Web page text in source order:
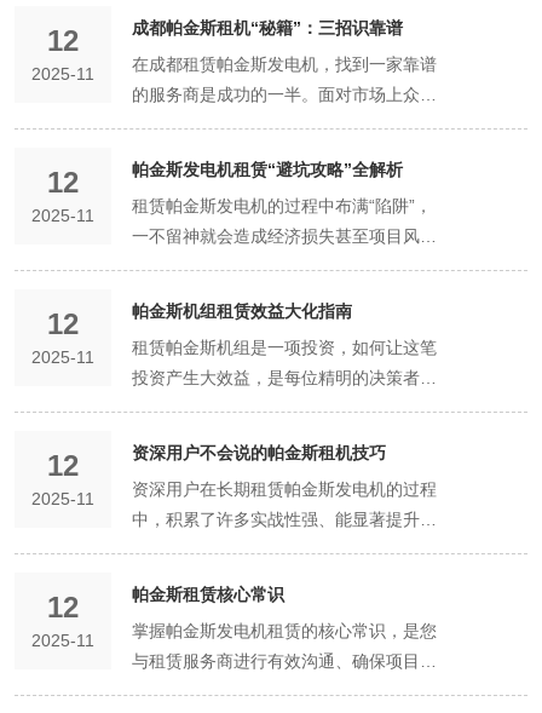
12
2025-11
成都帕金斯租机“秘籍”：三招识靠谱
在成都租赁帕金斯发电机，找到一家靠谱
的服务商是成功的一半。面对市场上众多
的选择，如何快速准确地识别出真正专业
的合作伙伴？以下“三招”秘籍，将助您拨
开迷雾，直击核心。 第一招：察其言，观
其“行”——深入考察专业能力 听其“言”：
初次接触时，注意观察对方销售或工程师
的沟通方式。一个靠谱的服务商，不会急
于报价，而是会先详细询问您的具体需
求：总负载大小及类型（特别是大功率电
机）、使用环境（室内/户外、对噪音要
型建议和现场实施方案。反之，如果对方
不问细节就直接报低价，则需警惕。 观
其“行”： 要求对方提供 “针对性方案” 而不
仅仅是一张报价单。方案中应包含推荐的
电缆敷设建议等。此外，大胆地提出 “现
场勘察” 的请求。对于复杂的工地或活动
场地，专业公司通常会乐于提供免费的现
场勘察服务，以评估可行性，这本身就是
12
2025-11
帕金斯发电机租赁“避坑攻略”全解析
租赁帕金斯发电机的过程中布满“陷阱”，
一不留神就会造成经济损失甚至项目风
险。本攻略旨在全面解析这些常见“坑
点”，并为您提供具体的“避坑”策略。 第一
大坑：价格陷阱——低价诱惑，后续加价
坑点描述： 某些不良商家以远低于市场价
的日租金吸引客户，但在合同中对运输、
吊装、安装、调试、油料等费用含糊其
辞。等机组到场后，再以各种名目收取高
额附加费，终总价反而更高。 避坑策略：
追求“全包价”： 要求对方提供一份明细报
明确油料责任： 事先约定油料由谁提供、
按什么标准结算（通常是交付时满油，归
还时加满，或按实际用量市价结算）。 对
比多家： 对比3-5家正规公司的“全包”报
12
2025-11
帕金斯机组租赁效益大化指南
租赁帕金斯机组是一项投资，如何让这笔
投资产生大效益，是每位精明的决策者关
心的问题。效益大化不仅指租金低，更意
味着通过精细化管理，实现总体拥有成本
源头上实现经济效益大化 功率的黄金分割
点： 让机组在70%-80%负载下运行。功
率选得过大，虽然安全，但租金和油耗都
会偏高；功率过小，则风险巨大。精准计
算负载，找到这个“黄金点”，是效益大化
的第一步。 租期策略： 如果您能较为准
12
2025-11
资深用户不会说的帕金斯租机技巧
资深用户在长期租赁帕金斯发电机的过程
中，积累了许多实战性强、能显著提升体
验和效率的“软技巧”。这些技巧往往不会
写在明面上，现在为您一一揭秘。 技巧
一：巧用“试机”作为终极考核 在终签约
前，您可以向意向中的2-3家供应商提出
一个“特殊”要求：“请对一台符合我功率需
求的帕金斯机组进行一次现场带负载试
12
2025-11
帕金斯租赁核心常识
掌握帕金斯发电机租赁的核心常识，是您
与租赁服务商进行有效沟通、确保项目顺
利的基础。这些常识涵盖了技术、合同和